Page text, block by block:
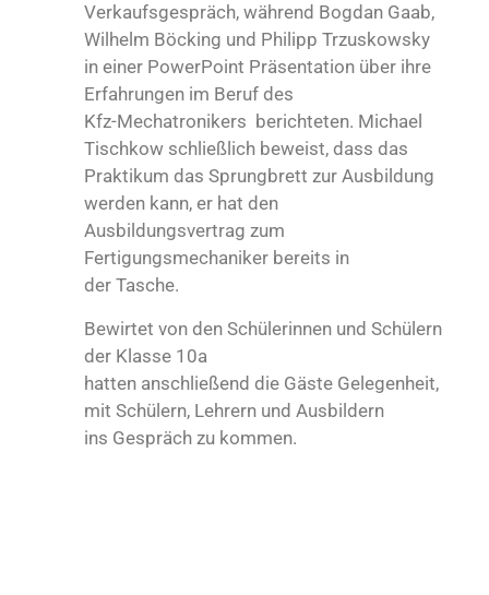
Verkaufsgespräch, während Bogdan Gaab,
Wilhelm Böcking und Philipp Trzuskowsky
in einer PowerPoint Präsentation über ihre
Erfahrungen im Beruf des
Kfz-Mechatronikers berichteten. Michael
Tischkow schließlich beweist, dass das
Praktikum das Sprungbrett zur Ausbildung
werden kann, er hat den
Ausbildungsvertrag zum
Fertigungsmechaniker bereits in
der Tasche.
Bewirtet von den Schülerinnen und Schülern
der Klasse 10a
hatten anschließend die Gäste Gelegenheit,
mit Schülern, Lehrern und Ausbildern
ins Gespräch zu kommen.